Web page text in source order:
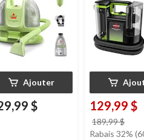
Ajouter
$ 129,99 $
189,99 $
était
Rabais 32%